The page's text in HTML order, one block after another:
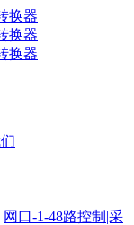
网口-1-48路控制|采